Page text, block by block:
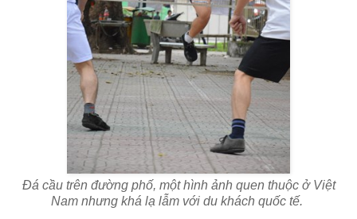
Đá cầu trên đường phố, một hình ảnh quen thuộc ở Việt
Nam nhưng khá lạ lẫm với du khách quốc tế.